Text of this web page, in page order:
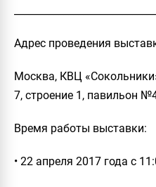
Адрес проведения
Москва, КВЦ
7, строение 1, павильон
Время работы выставки:
• 22 апреля 2017 года с